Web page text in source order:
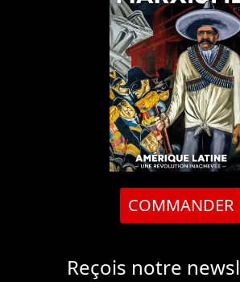
COMMANDER
Reçois notre